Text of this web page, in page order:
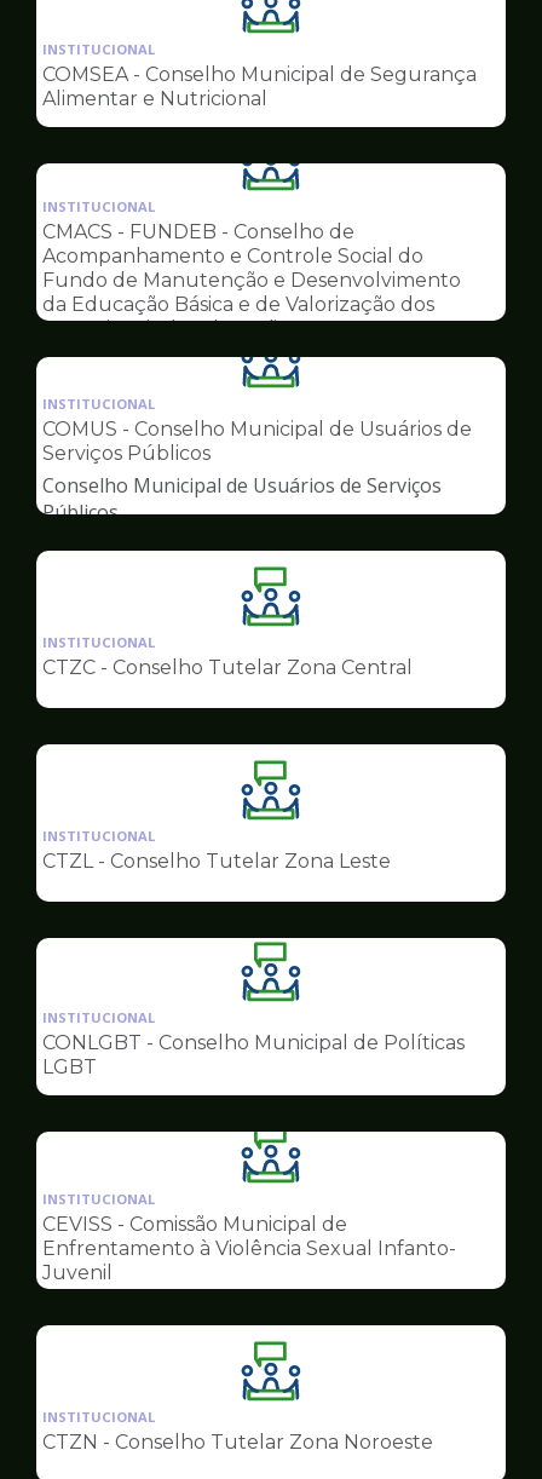
Ilustração
da
pagina
Conselhos
INSTITUCIONAL
COMSEA - Conselho Municipal de Segurança
Alimentar e Nutricional
Ilustração
da
pagina
de
Conselhos
INSTITUCIONAL
CMACS - FUNDEB - Conselho de
Acompanhamento e Controle Social do
Fundo de Manutenção e Desenvolvimento
da Educação Básica e de Valorização dos
Profissionais da Educação
Ilustração
da
pagina
Conselhos
INSTITUCIONAL
COMUS - Conselho Municipal de Usuários de
Serviços Públicos
Conselho Municipal de Usuários de Serviços
Públicos
Ilustração
da
pagina
Conselhos
INSTITUCIONAL
CTZC - Conselho Tutelar Zona Central
Ilustração
da
pagina
Conselhos
INSTITUCIONAL
CTZL - Conselho Tutelar Zona Leste
Ilustração
da
pagina
Conselhos
INSTITUCIONAL
CONLGBT - Conselho Municipal de Políticas
LGBT
Ilustração
da
pagina
de
INSTITUCIONAL
CEVISS - Comissão Municipal de
Enfrentamento à Violência Sexual Infanto-
Juvenil
Ilustração
da
pagina
INSTITUCIONAL
CTZN - Conselho Tutelar Zona Noroeste